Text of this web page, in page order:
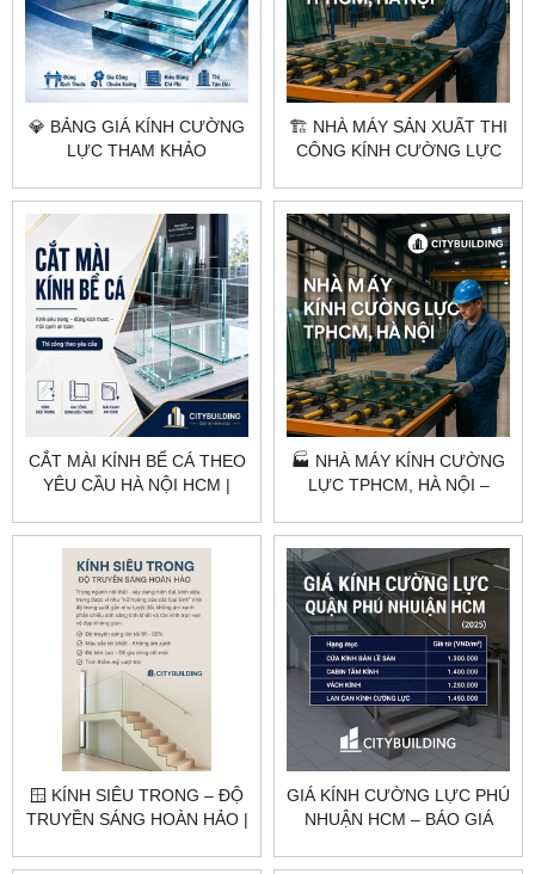
💎 BẢNG GIÁ KÍNH CƯỜNG
LỰC THAM KHẢO
TP.HCM
🏗️ NHÀ MÁY SẢN XUẤT THI
CÔNG KÍNH CƯỜNG LỰC
CITYBUILDING
CẮT MÀI KÍNH BỂ CÁ THEO
YÊU CẦU HÀ NỘI HCM |
🏭 NHÀ MÁY KÍNH CƯỜNG
LỰC TPHCM, HÀ NỘI –
🪟 KÍNH SIÊU TRONG – ĐỘ
TRUYỀN SÁNG HOÀN HẢO |
GIÁ KÍNH CƯỜNG LỰC PHÚ
NHUẬN HCM – BÁO GIÁ
CITYBUILDING